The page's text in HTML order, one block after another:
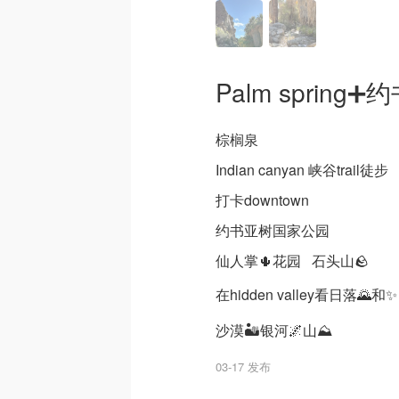
Palm spring➕
棕榈泉
Indian canyan 峡谷trail徒步
打卡downtown
约书亚树国家公园
仙人掌🌵花园 石头山🪨
在hidden valley看日落🌄和✨
沙漠🏜️银河🌌山⛰️
03-17 发布